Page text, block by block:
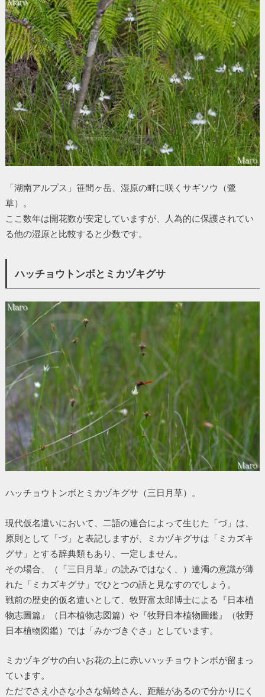
「湖南アルプス」笹間ヶ岳、湿原の畔に咲くサギソウ（鷺
草）。
ここ数年は開花数が安定していますが、人為的に保護されてい
る他の湿原と比較すると少数です。
ハッチョウトンボとミカヅキグサ
ハッチョウトンボとミカヅキグサ（三日月草）。
現代仮名遣いにおいて、二語の連合によって生じた「づ」は、
原則として「づ」と表記しますが、ミカヅキグサは「ミカズキ
グサ」とする辞典類もあり、一定しません。
その場合、（「三日月草」の読みではなく、）連濁の意識が薄
れた「ミカズキグサ」でひとつの語と見なすのでしょう。
戦前の歴史的仮名遣いとして、牧野富太郎博士による『日本植
物志圖篇』（日本植物志図篇）や『牧野日本植物圖鑑』（牧野
日本植物図鑑）では「みかづきぐさ」としています。
ミカヅキグサの白いお花の上に赤いハッチョウトンボが留まっ
ています。
ただでさえ小さな小さな蜻蛉さん、距離があるので分かりにく